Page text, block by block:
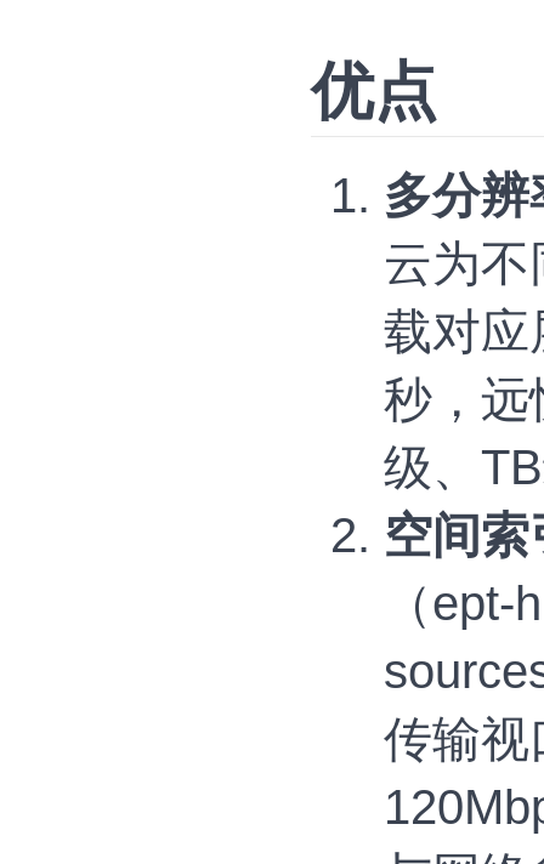
优点
多分
云为
载对应
秒，远
级、
空间
（
传输视